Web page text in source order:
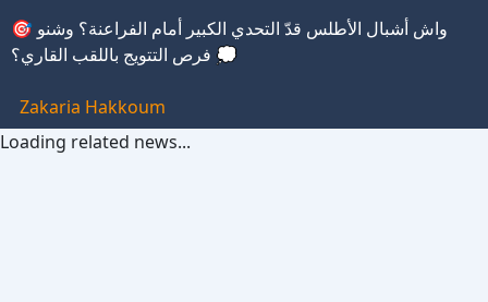
🎯 واش أشبال الأطلس قدّ التحدي الكبير أمام الفراعنة؟ وشنو
فرص التتويج باللقب القاري؟ 💭
Zakaria Hakkoum
Loading related news...